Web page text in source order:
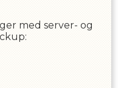
med server- og